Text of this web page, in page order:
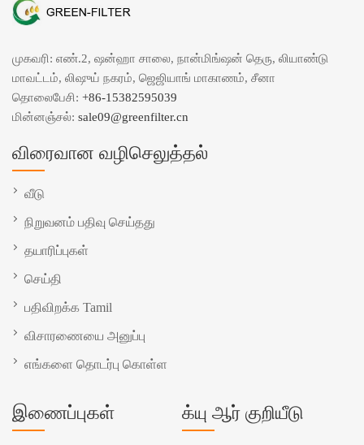
முகவரி: எண்.2, ஷன்ஹா சாலை, நான்மிங்ஷன் தெரு, லியாண்டு
மாவட்டம், லிஷுய் நகரம், ஜெஜியாங் மாகாணம், சீனா
தொலைபேசி: +86-15382595039
மின்னஞ்சல்: sale09@greenfilter.cn
விரைவான வழிசெலுத்தல்
வீடு
நிறுவனம் பதிவு செய்தது
தயாரிப்புகள்
செய்தி
பதிவிறக்க Tamil
விசாரணையை அனுப்பு
எங்களை தொடர்பு கொள்ள
இணைப்புகள் க்யு ஆர் குறியீடு